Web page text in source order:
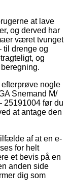
at lave
og derved har
været tvunget
til drenge og
og
nogle
Snemand M/
25191004 før du
at antage den
af at en e-
for helt
et bevis på en
anden side
dig som